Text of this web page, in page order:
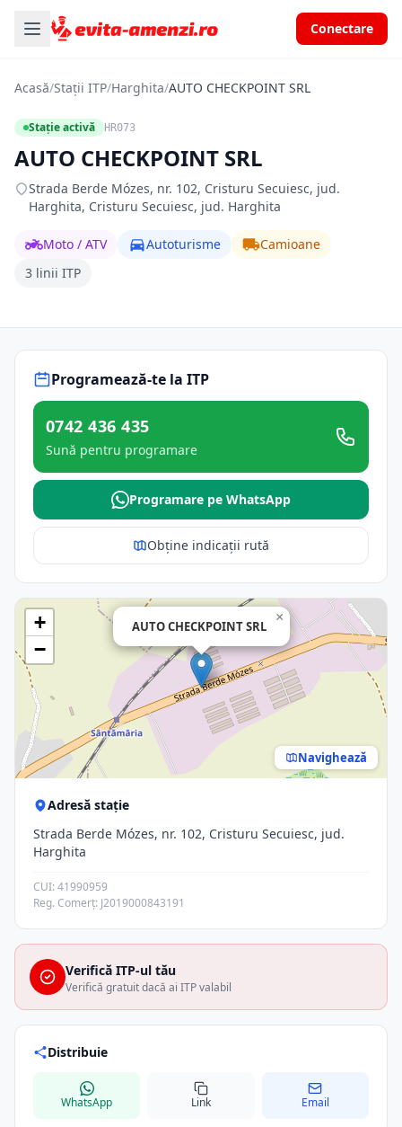
Conectare
Acasă/Stații ITP/Harghita/AUTO CHECKPOINT SRL
Stație activă HR073
AUTO CHECKPOINT SRL
Strada Berde Mózes, nr. 102, Cristuru Secuiesc, jud.
Harghita, Cristuru Secuiesc, jud. Harghita
Moto / ATV Autoturisme
Camioane
3 linii ITP
Programează-te la ITP
0742 436 435
Sună pentru programare
Programare pe WhatsApp
Obține indicații rută
AUTO CHECKPOINT SRL
×
+
−
Navighează
Adresă stație
Strada Berde Mózes, nr. 102, Cristuru Secuiesc, jud.
Harghita
CUI: 41990959
Reg. Comerț: J2019000843191
Verifică ITP-ul tău
Verifică gratuit dacă ai ITP valabil
Distribuie
WhatsApp Link Email